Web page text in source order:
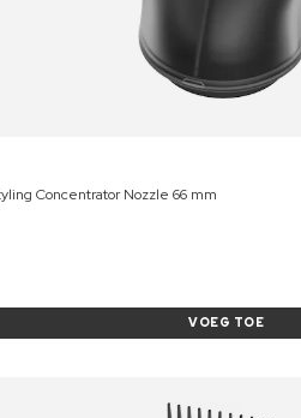
Concentrator Nozzle 66 mm
VOEG TOE